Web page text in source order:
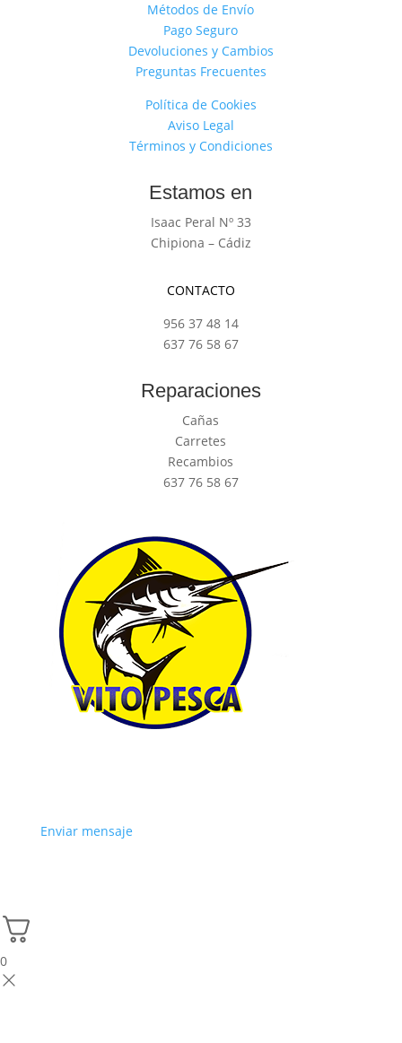
Métodos de Envío
Pago Seguro
Devoluciones y Cambios
Preguntas Frecuentes
Política de Cookies
Aviso Legal
Términos y Condiciones
Estamos en
Isaac Peral Nº 33
Chipiona – Cádiz
CONTACTO
956 37 48 14
637 76 58 67
Reparaciones
Cañas
Carretes
Recambios
637 76 58 67
Enviar mensaje
0